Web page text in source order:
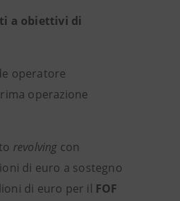
a obiettivi di
operatore
operazione
revolving con
di euro a sostegno
di euro per il FOF